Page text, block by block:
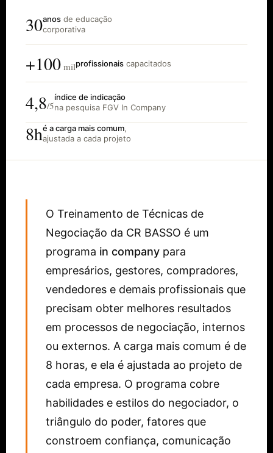
30anos de educação
corporativa
+100 milprofissionais capacitados
4,8/5
índice de indicação
na pesquisa FGV In Company
8hé a carga mais comum,
ajustada a cada projeto
O Treinamento de Técnicas de
Negociação da CR BASSO é um
programa in company para
empresários, gestores, compradores,
vendedores e demais profissionais que
precisam obter melhores resultados
em processos de negociação, internos
ou externos. A carga mais comum é de
8 horas, e ela é ajustada ao projeto de
cada empresa. O programa cobre
habilidades e estilos do negociador, o
triângulo do poder, fatores que
constroem confiança, comunicação